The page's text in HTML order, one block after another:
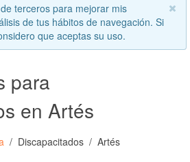
terceros para mejorar mis
de tus hábitos de navegación. Si
que aceptas su uso.
para
en Artés
Discapacitados Artés